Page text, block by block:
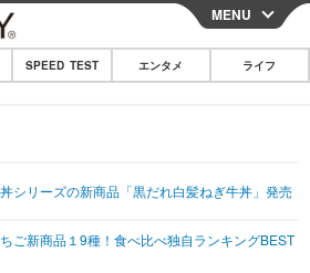
CLOSE
その他
MENU
SPEED TEST エンタメ ライフ
シリーズの新商品「黒だれ白髪ねぎ牛丼」発売
ご新商品１9種！食べ比べ独自ランキングBEST